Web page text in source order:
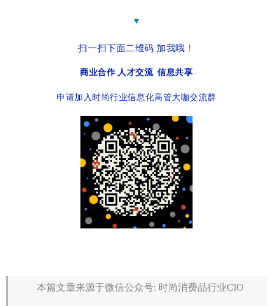
▼
扫一扫下面二维码 加我哦！
商业合作 人才交流 信息共享
申请加入时尚行业信息化高管大咖交流群
本篇文章来源于微信公众号: 时尚消费品行业CIO